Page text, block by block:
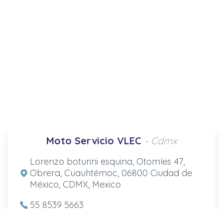
Moto Servicio VLEC - Cdmx
Lorenzo boturini esquina, Otomíes 47,
Obrera, Cuauhtémoc, 06800 Ciudad de
México, CDMX, Mexico
55 8539 5663